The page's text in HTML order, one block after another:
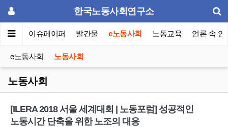
한국노동사회연구소
포럼 이슈페이퍼 발간물 e노동사회 노동교육 언론 속 연
e노동사회 노동사회
노동사회
[ILERA 2018 서울 세계대회 | 노동포럼] 성공적인
노동시간 단축을 위한 노조의 대응